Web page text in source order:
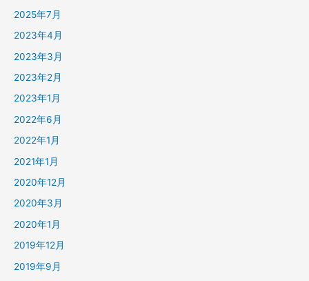
2025年7月
2023年4月
2023年3月
2023年2月
2023年1月
2022年6月
2022年1月
2021年1月
2020年12月
2020年3月
2020年1月
2019年12月
2019年9月